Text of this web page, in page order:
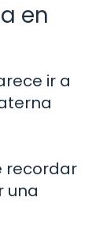
en
ir a
recordar
una